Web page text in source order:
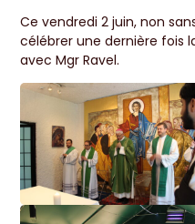
Ce vendredi 2 juin, non
célébrer une dernière fois
avec Mgr Ravel.